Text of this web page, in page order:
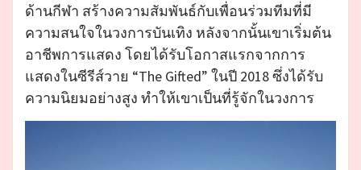
ด้านกีฬา สร้างความสัมพันธ์กับเพื่อนร่วมทีมที่มี
ความสนใจในวงการบันเทิง หลังจากนั้นเขาเริ่มต้น
อาชีพการแสดง โดยได้รับโอกาสแรกจากการ
แสดงในซีรีส์วาย “The Gifted” ในปี 2018 ซึ่งได้รับ
ความนิยมอย่างสูง ทำให้เขาเป็นที่รู้จักในวงการ